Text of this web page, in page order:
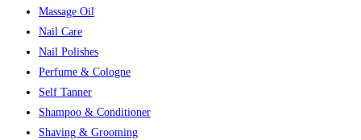
Massage Oil
Nail Care
Nail Polishes
Perfume & Cologne
Self Tanner
Shampoo & Conditioner
Shaving & Grooming